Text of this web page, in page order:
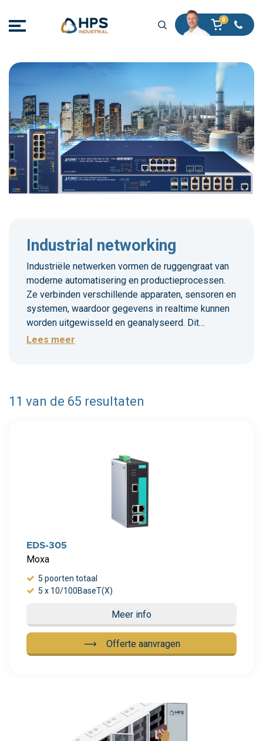
Industrial networking
Industriële netwerken vormen de ruggengraat van
moderne automatisering en productieprocessen.
Ze verbinden verschillende apparaten, sensoren en
systemen, waardoor gegevens in realtime kunnen
worden uitgewisseld en geanalyseerd. Dit
bevordert niet alleen de efficiëntie, maar ook de
groeiende eisen van de industrie te voldoen.
Lees meer
11 van de 65 resultaten
EDS-305
Moxa
5 poorten totaal
5 x 10/100BaseT(X)
Meer info
Offerte aanvragen